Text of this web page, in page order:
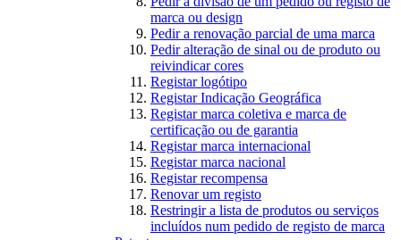
marca ou design
Pedir a renovação parcial de uma marca
Pedir alteração de sinal ou de produto ou
reivindicar cores
Registar logótipo
Registar Indicação Geográfica
Registar marca coletiva e marca de
certificação ou de garantia
Registar marca internacional
Registar marca nacional
Registar recompensa
Renovar um registo
Restringir a lista de produtos ou serviços
incluídos num pedido de registo de marca